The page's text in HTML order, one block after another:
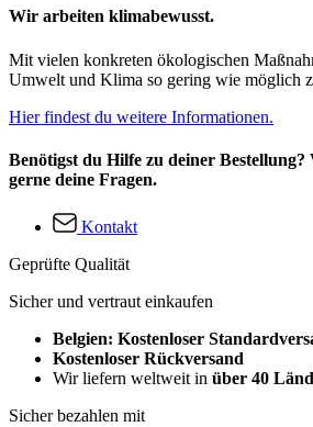
Wir arbeiten klimabewusst.
Mit vielen konkreten ökologischen
Umwelt und Klima so gering wie möglich
Hier findest du weitere Informationen.
Benötigst du Hilfe zu deiner
gerne deine Fragen.
Kontakt
Geprüfte Qualität
Sicher und vertraut einkaufen
Belgien: Kostenloser
Kostenloser Rückversand
Wir liefern weltweit in über 40
Sicher bezahlen mit